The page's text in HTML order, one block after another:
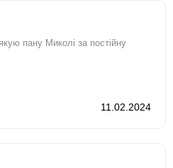
пану Миколі за постійну
11.02.2024